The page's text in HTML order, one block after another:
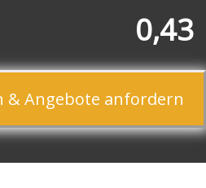
0,43
& Angebote anfordern